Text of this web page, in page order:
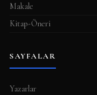
Makale
Kitap-Öneri
SAYFALAR
Yazarlar